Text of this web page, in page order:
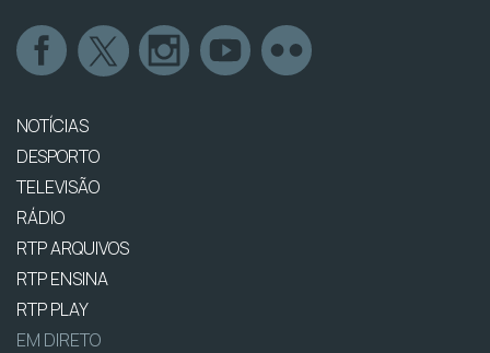
NOTÍCIAS
DESPORTO
TELEVISÃO
RÁDIO
RTP ARQUIVOS
RTP ENSINA
RTP PLAY
EM DIRETO